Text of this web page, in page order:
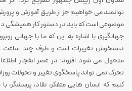
توانمند می خواهیم جز از طریق آموزش و
موضوعی است که باید در دستور کار همیشگی
جهانگیری با اشاره به این که ما با جهانی
دستخوش تغییرات است و ظرف چند ساعت
متحول می شود افزود: در عصر انفجار
تحرک نمی تواند پاسخگوی تغییر و تحولات
کنیم که انسان هایی متفکر، نقاد، پرسشگر،